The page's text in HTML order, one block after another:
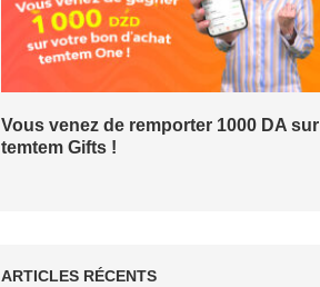
Vous venez de remporter 1000 DA sur
temtem Gifts !
ARTICLES RÉCENTS